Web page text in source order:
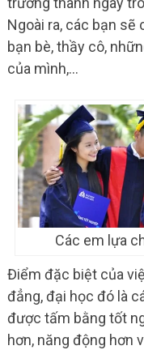
Ngoài ra, các bạn sẽ
bạn bè, thầy cô,
của mình,…
Các em lựa
Điểm đặc biệt của
đẳng, đại học đó là
được tấm bằng tốt
hơn, năng động hơn